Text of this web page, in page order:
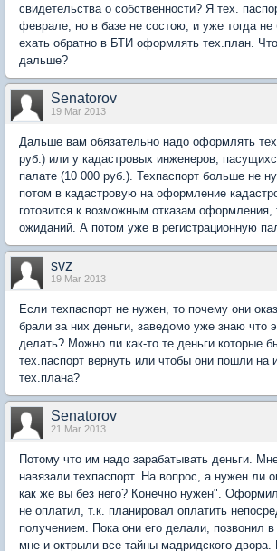
свидетельства о собственности? Я тех.
феврале, но в базе не состою, и уже тогда
ехать обратно в БТИ оформлять тех.план.
дальше?
Senatorov
19 Mar 2013
Дальше вам обязательно надо оформлять
руб.) или у кадастровых инженеров,
палате (10 000 руб.). Техпаспорт больше не
потом в кадастровую на оформление
готовится к возможным отказам оформления,
ожиданий. А потом уже в регистрационную
svz
19 Mar 2013
Если техпаспорт не нужен, то почему они
брали за них деньги, заведомо уже знаю что
делать? Можно ли как-то те деньги которые
тех.паспорт вернуть или чтобы они пошли на
тех.плана?
Senatorov
21 Mar 2013
Потому что им надо зарабатывать деньги.
навязали техпаспорт. На вопрос, а нужен ли
как же вы без него? Конечно нужен".
не оплатил, т.к. планировал оплатить
получением. Пока они его делали, позвонил
мне и октрыли все тайны мадридского двора.